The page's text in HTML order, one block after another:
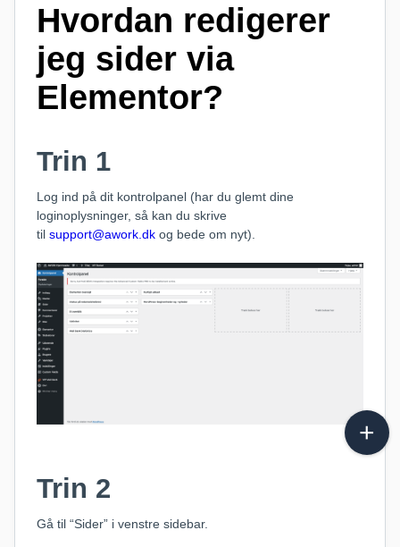
Hvordan redigerer
jeg sider via
Elementor?
Trin 1
Log ind på dit kontrolpanel (har du glemt dine
loginoplysninger, så kan du skrive
til support@awork.dk og bede om nyt).
Trin 2
Gå til “Sider” i venstre sidebar.